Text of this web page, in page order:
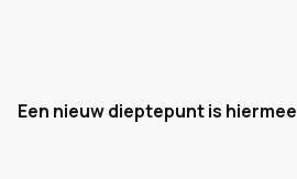
Een nieuw dieptepunt is